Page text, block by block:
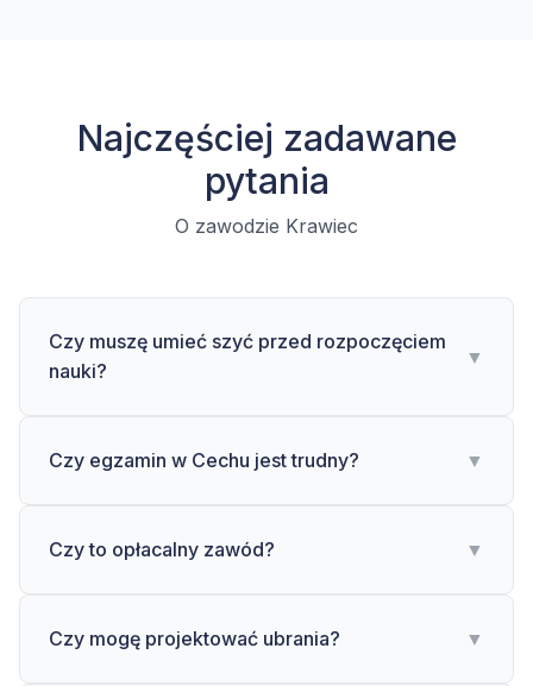
Najczęściej zadawane
pytania
O zawodzie Krawiec
Czy muszę umieć szyć przed rozpoczęciem
nauki?
▼
Czy egzamin w Cechu jest trudny? ▼
Czy to opłacalny zawód? ▼
Czy mogę projektować ubrania? ▼